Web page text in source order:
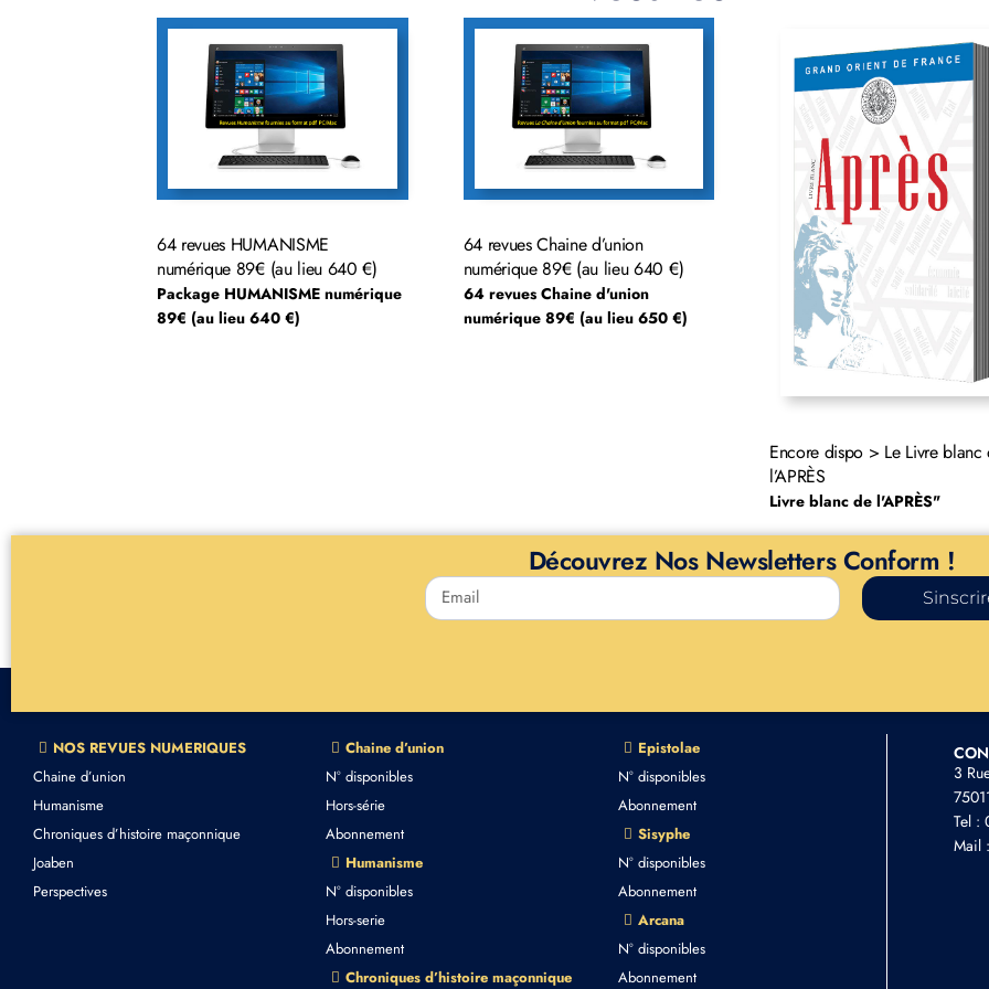
64 revues HUMANISME
numérique 89€ (au lieu 640 €)
Package HUMANISME numérique
89€ (au lieu 640 €)
64 revues Chaine d’union
numérique 89€ (au lieu 640 €)
64 revues Chaine d'union
numérique 89€ (au lieu 650 €)
Encore dispo > Le Livre blanc
l’APRÈS
Livre blanc de l'APRÈS"
Découvrez Nos Newsletters Conform !
NOS REVUES NUMERIQUES
Chaine d’union
Humanisme
Chroniques d’histoire maçonnique
Joaben
Perspectives
Chaine d’union
N° disponibles
Hors-série
Abonnement
Humanisme
N° disponibles
Hors-serie
Abonnement
Chroniques d’histoire maçonnique
Epistolae
N° disponibles
Abonnement
Sisyphe
N° disponibles
Abonnement
Arcana
N° disponibles
Abonnement
3
Tel :
Mail